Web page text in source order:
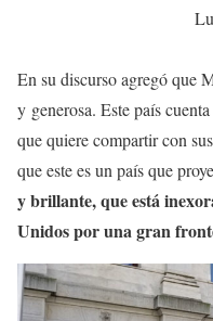
En su discurso agregó que
y generosa. Este país
que quiere compartir con
que este es un país que
y brillante, que está
Unidos por una gran